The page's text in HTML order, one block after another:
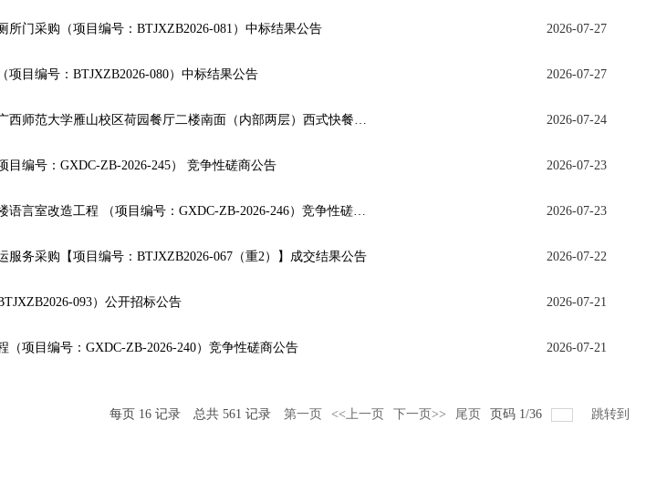
门采购（项目编号：BTJXZB2026-081）中标结果公告 2026-07-27
目编号：BTJXZB2026-080）中标结果公告 2026-07-27
广西北投建信建设项目管理有限公司关于广西师范大学雁山校区荷园餐厅二楼南面（内部两层）西式快餐项目委托加工服务采购（项目编号：BTJXZB2026-095）竞争性磋商公告 2026-07-24
编号：GXDC-ZB-2026-245） 竞争性磋商公告 2026-07-23
关于雁山校区群园供餐点及第一文科综合楼语言室改造工程 （项目编号：GXDC-ZB-2026-246）竞争性磋商公告 2026-07-23
务采购【项目编号：BTJXZB2026-067（重2）】成交结果公告 2026-07-22
093）公开招标公告 2026-07-21
项目编号：GXDC-ZB-2026-240）竞争性磋商公告 2026-07-21
每页 16 记录 总共 561 记录 第一页 <<上一页 下一页>> 尾页 页码 1/36 跳转到